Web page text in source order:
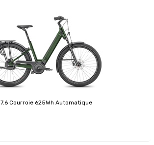
Courroie 625Wh Automatique